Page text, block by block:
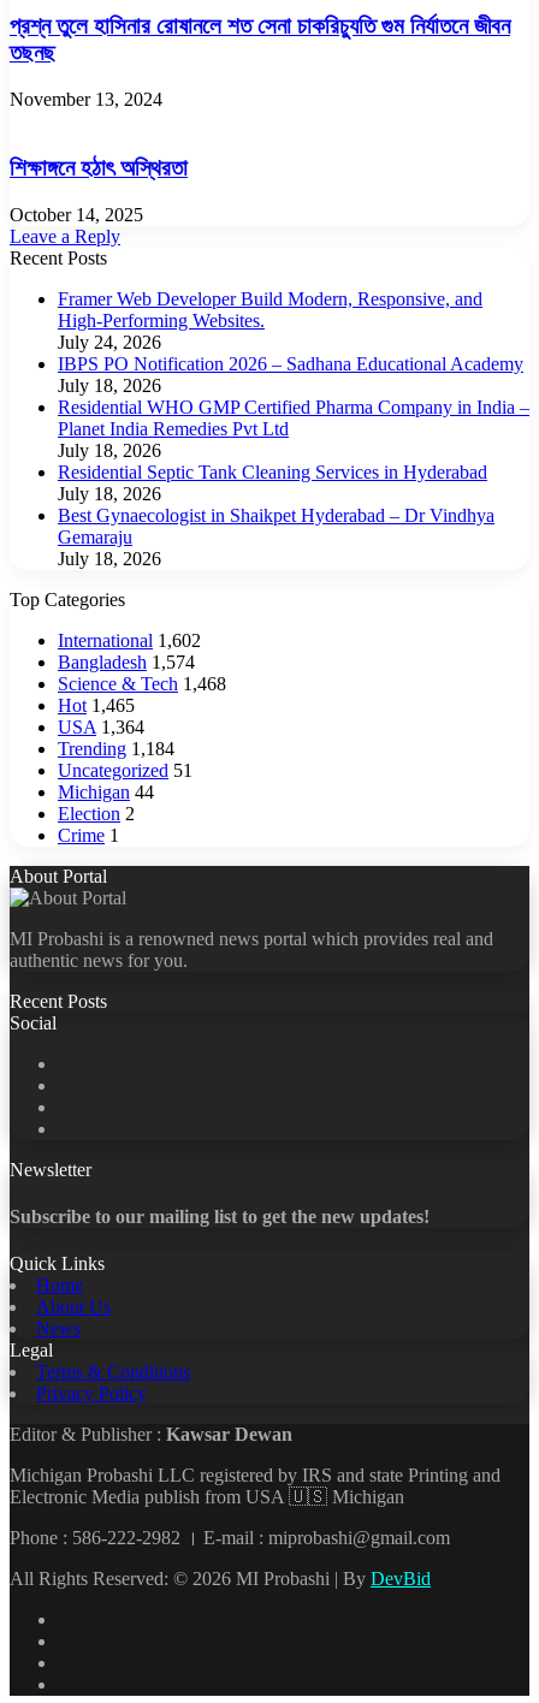
প্রশ্ন তুলে হাসিনার রোষানলে শত সেনা চাকরিচ্যুতি গুম নির্যাতনে জীবন
তছনছ
November 13, 2024
শিক্ষাঙ্গনে হঠাৎ অস্থিরতা
October 14, 2025
Leave a Reply
Recent Posts
Framer Web Developer Build Modern, Responsive, and
High-Performing Websites.
July 24, 2026
IBPS PO Notification 2026 – Sadhana Educational Academy
July 18, 2026
Residential WHO GMP Certified Pharma Company in India –
Planet India Remedies Pvt Ltd
July 18, 2026
Residential Septic Tank Cleaning Services in Hyderabad
July 18, 2026
Best Gynaecologist in Shaikpet Hyderabad – Dr Vindhya
Gemaraju
July 18, 2026
Top Categories
International 1,602
Bangladesh 1,574
Science & Tech 1,468
Hot 1,465
USA 1,364
Trending 1,184
Uncategorized 51
Michigan 44
Election 2
Crime 1
About Portal
MI Probashi is a renowned news portal which provides real and
authentic news for you.
Recent Posts
Social
Newsletter
Subscribe to our mailing list to get the new updates!
Quick Links
Home
About Us
News
Legal
Terms & Conditions
Privacy Policy
Editor & Publisher : Kawsar Dewan
Michigan Probashi LLC registered by IRS and state Printing and
Electronic Media publish from USA 🇺🇸 Michigan
Phone : 586-222-2982 । E-mail : miprobashi@gmail.com
All Rights Reserved: © 2026 MI Probashi | By DevBid